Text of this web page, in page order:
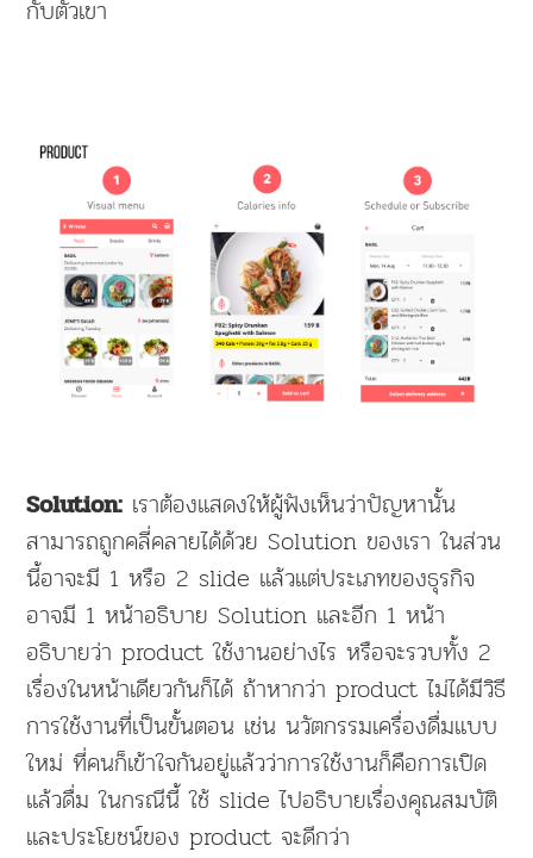
กับตัวเขา
Solution: เราต้องแสดงให้ผู้ฟังเห็นว่าปัญหานั้น
สามารถถูกคลี่คลายได้ด้วย Solution ของเรา ในส่วน
นี้อาจะมี 1 หรือ 2 slide แล้วแต่ประเภทของธุรกิจ
อาจมี 1 หน้าอธิบาย Solution และอีก 1 หน้า
อธิบายว่า product ใช้งานอย่างไร หรือจะรวบทั้ง 2
เรื่องในหน้าเดียวกันก็ได้ ถ้าหากว่า product ไม่ได้มีวิธี
การใช้งานที่เป็นขั้นตอน เช่น นวัตกรรมเครื่องดื่มแบบ
ใหม่ ที่คนก็เข้าใจกันอยู่แล้วว่าการใช้งานก็คือการเปิด
แล้วดื่ม ในกรณีนี้ ใช้ slide ไปอธิบายเรื่องคุณสมบัติ
และประโยชน์ของ product จะดีกว่า